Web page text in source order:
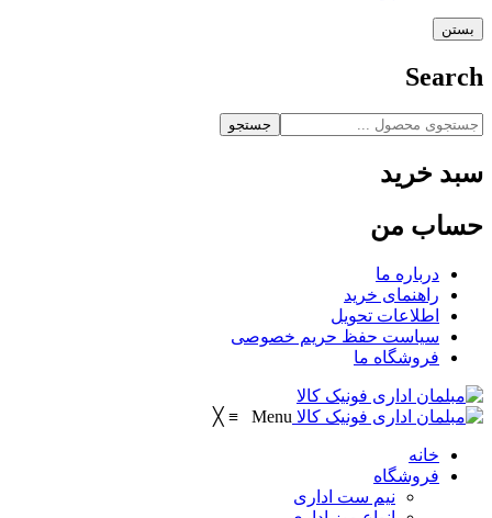
بستن
Search
جستجو
سبد خرید
حساب من
درباره ما
راهنمای خرید
اطلاعات تحویل
سیاست حفظ حریم خصوصی
فروشگاه ما
Menu
≡
╳
خانه
فروشگاه
نیم ست اداری